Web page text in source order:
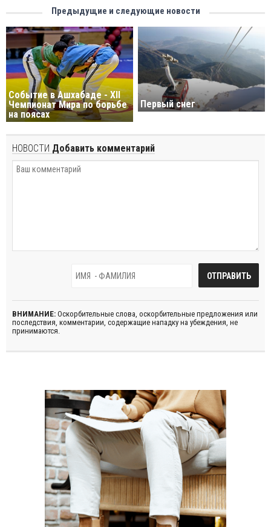
Предыдущие и следующие новости
Событие в Ашхабаде - XII
Чемпионат Мира по борьбе
на поясах
Первый снег
НОВОСТИ Добавить комментарий
ВНИМАНИЕ: Оскорбительные слова, оскорбительные предложения или
последствия, комментарии, содержащие нападку на убеждения, не
принимаются.